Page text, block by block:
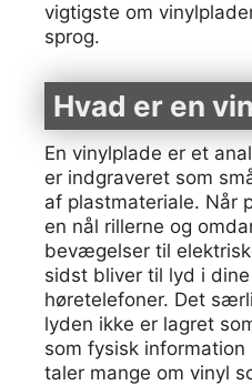
vigtigste om
sprog.
Hvad er en
En vinylplade er et
er indgraveret som
af plastmateriale. Når
en nål rillerne og
bevægelser til
sidst bliver til lyd i
høretelefoner. Det
lyden ikke er lagret
som fysisk
taler mange om vinyl